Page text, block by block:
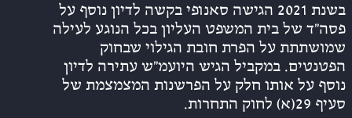
בשנת 2021 הגישה סאנופי בקשה לדיון נוסף על
פסה”ד של בית המשפט העליון בכל הנוגע לעילה
שמושתתת על הפרת חובת הגילוי שבחוק
הפטנטים. במקביל הגיש היועמ”ש עתירה לדיון
נוסף על אותו חלק על הפרשנות המצמצמת של
סעיף 29(א) לחוק התחרות.